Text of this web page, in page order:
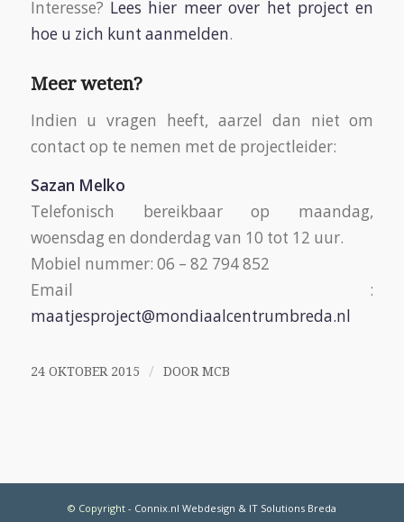
Interesse? Lees hier meer over het project en
hoe u zich kunt aanmelden.
Meer weten?
Indien u vragen heeft, aarzel dan niet om
contact op te nemen met de projectleider:
Sazan Melko
Telefonisch bereikbaar op maandag,
woensdag en donderdag van 10 tot 12 uur.
Mobiel nummer: 06 – 82 794 852
Email :
maatjesproject@mondiaalcentrumbreda.nl
24 OKTOBER 2015 / DOOR MCB
© Copyright - Connix.nl Webdesign & IT Solutions Breda